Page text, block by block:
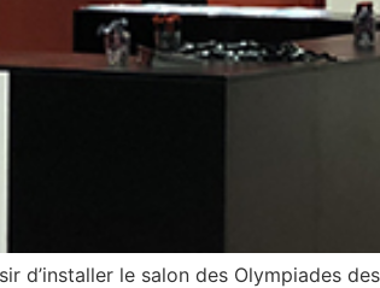
d’installer le salon des Olympiades